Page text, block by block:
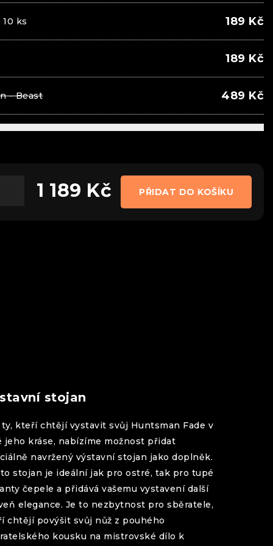
10 ks 189 Kč
189 Kč
- Beast 489 Kč
PŘIDAT DO KOŠÍKU
1 189 Kč
stojan
ty, kteří chtějí vystavit svůj Huntsman Fade v
jeho kráse, nabízíme možnost přidat
navržený výstavní stojan jako doplněk.
stojan je ideální jak pro ostré, tak pro tupé
čepele a přidává vašemu vystavení další
elegance. Je to nezbytnost pro sběratele,
chtějí povýšit svůj nůž z pouhého
kousku na mistrovské dílo k